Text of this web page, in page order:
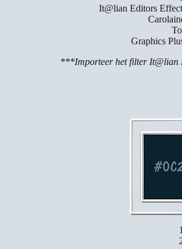
It@lian Editors
Graphics
***Importeer het filter